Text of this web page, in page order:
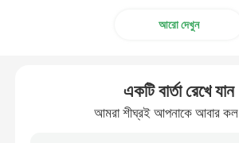
আরো দেখুন
একটি বার্তা রেখে যান
আমরা শীঘ্রই আপনাকে আবার